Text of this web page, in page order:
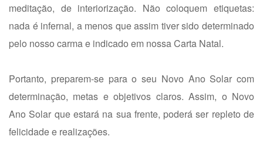
meditação, de interiorização. Não coloquem etiquetas:
nada é infernal, a menos que assim tiver sido determinado
pelo nosso carma e indicado em nossa Carta Natal.
Portanto, preparem-se para o seu Novo Ano Solar com
determinação, metas e objetivos claros. Assim, o Novo
Ano Solar que estará na sua frente, poderá ser repleto de
felicidade e realizações.